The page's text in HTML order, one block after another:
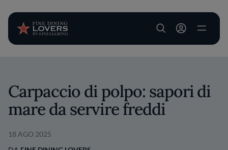
User account
Carpaccio di polpo: sapori di
mare da servire freddi
18 AGO 2025